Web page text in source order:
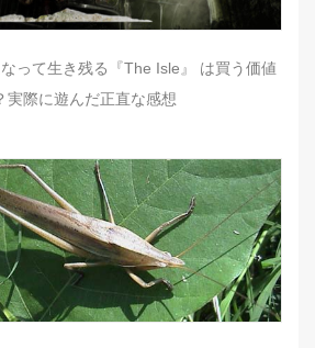
なって生き残る『The Isle』 は買う価値
実際に遊んだ正直な感想